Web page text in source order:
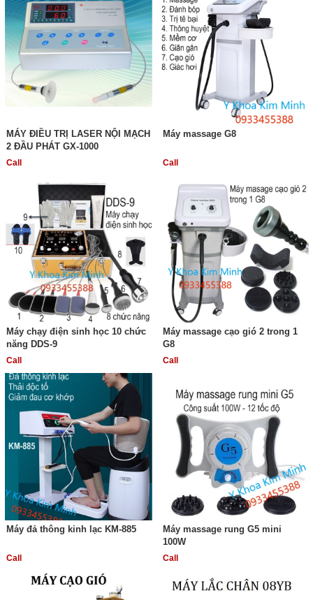
MÁY ĐIỀU TRỊ LASER NỘI MẠCH
2 ĐẦU PHÁT GX-1000
Call
Máy massage G8
Call
Máy chạy điện sinh học 10 chức
năng DDS-9
Call
Máy massage cạo gió 2 trong 1
G8
Call
Máy đả thông kinh lạc KM-885
Call
Máy massage rung G5 mini
100W
Call